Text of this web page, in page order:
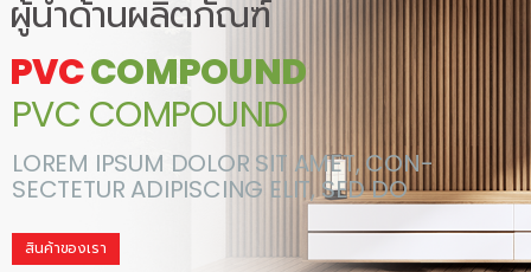
ผู้นำด้านผลิตภัณฑ์
PVCCOMPOUND
PVC COMPOUND
LOREM IPSUM DOLOR SIT AMET, CON-
SECTETUR ADIPISCING ELIT, SED DO
สินค้าของเรา